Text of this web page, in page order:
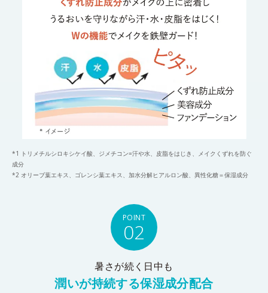
*1 トリメチルシロキシケイ酸、ジメチコン=汗や水、皮脂をはじき、メイクくずれを防ぐ
成分
*2 オリーブ葉エキス、ゴレンシ葉エキス、加水分解ヒアルロン酸、異性化糖＝保湿成分
POINT
02
暑さが続く日中も
潤いが持続する保湿成分配合